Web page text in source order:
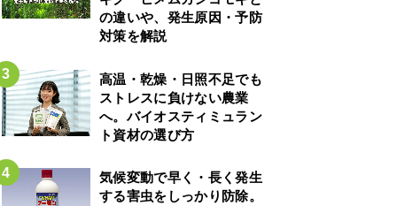
の違いや、発生原因・予防
対策を解説
高温・乾燥・日照不足でも
ストレスに負けない農業
へ。バイオスティミュラン
ト資材の選び方
気候変動で早く・長く発生
する害虫をしっかり防除。